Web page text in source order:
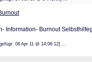
Information- Burnout
08 Apr 11 @ 14:06:12] ...